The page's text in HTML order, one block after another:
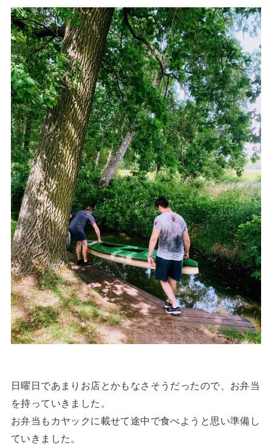
日曜日であまりお店とかもなさそうだったので、お弁当
を持っていきました。
お弁当もカヤックに載せて途中で食べようと思い準備し
ていきました。